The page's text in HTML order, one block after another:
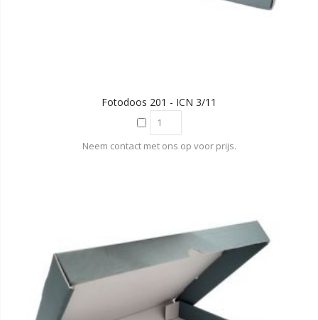
Fotodoos 201 - ICN 3/11
Neem contact met ons op voor prijs.